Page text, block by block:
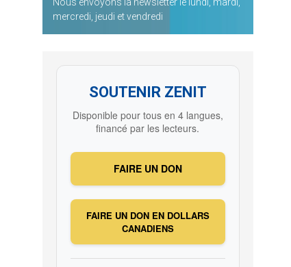
mercredi, jeudi et vendredi
SOUTENIR ZENIT
Disponible pour tous en 4 langues,
financé par les lecteurs.
FAIRE UN DON
FAIRE UN DON EN DOLLARS
CANADIENS